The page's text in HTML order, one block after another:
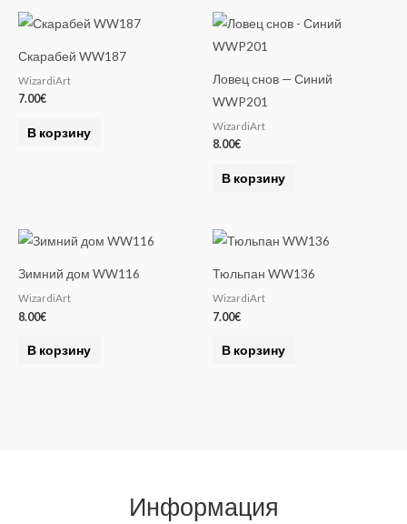
Скарабей WW187
WizardiArt
7.00€
В корзину
Ловец снов — Синий
WWP201
WizardiArt
8.00€
В корзину
Зимний дом WW116
WizardiArt
8.00€
В корзину
Тюльпан WW136
WizardiArt
7.00€
В корзину
Информация